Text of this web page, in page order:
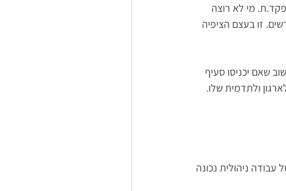
מי לא רוצה
זו בעצם הציפיה
שאם יכניסו סעיף
ולתדמית שלו.
עבודה ניהולית נכונה